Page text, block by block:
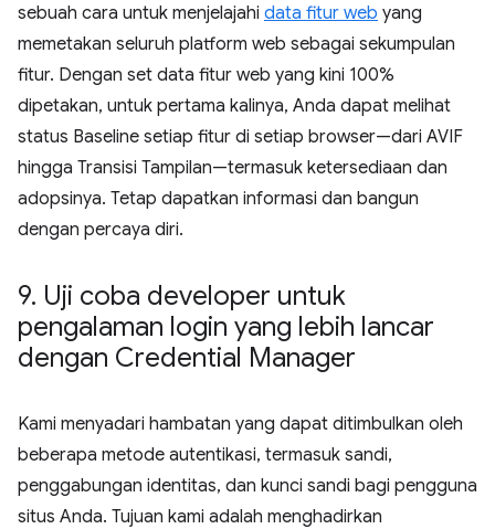
sebuah cara untuk menjelajahi data fitur web yang
memetakan seluruh platform web sebagai sekumpulan
fitur. Dengan set data fitur web yang kini 100%
dipetakan, untuk pertama kalinya, Anda dapat melihat
status Baseline setiap fitur di setiap browser—dari AVIF
hingga Transisi Tampilan—termasuk ketersediaan dan
adopsinya. Tetap dapatkan informasi dan bangun
dengan percaya diri.
9. Uji coba developer untuk
pengalaman login yang lebih lancar
dengan Credential Manager
Kami menyadari hambatan yang dapat ditimbulkan oleh
beberapa metode autentikasi, termasuk sandi,
penggabungan identitas, dan kunci sandi bagi pengguna
situs Anda. Tujuan kami adalah menghadirkan